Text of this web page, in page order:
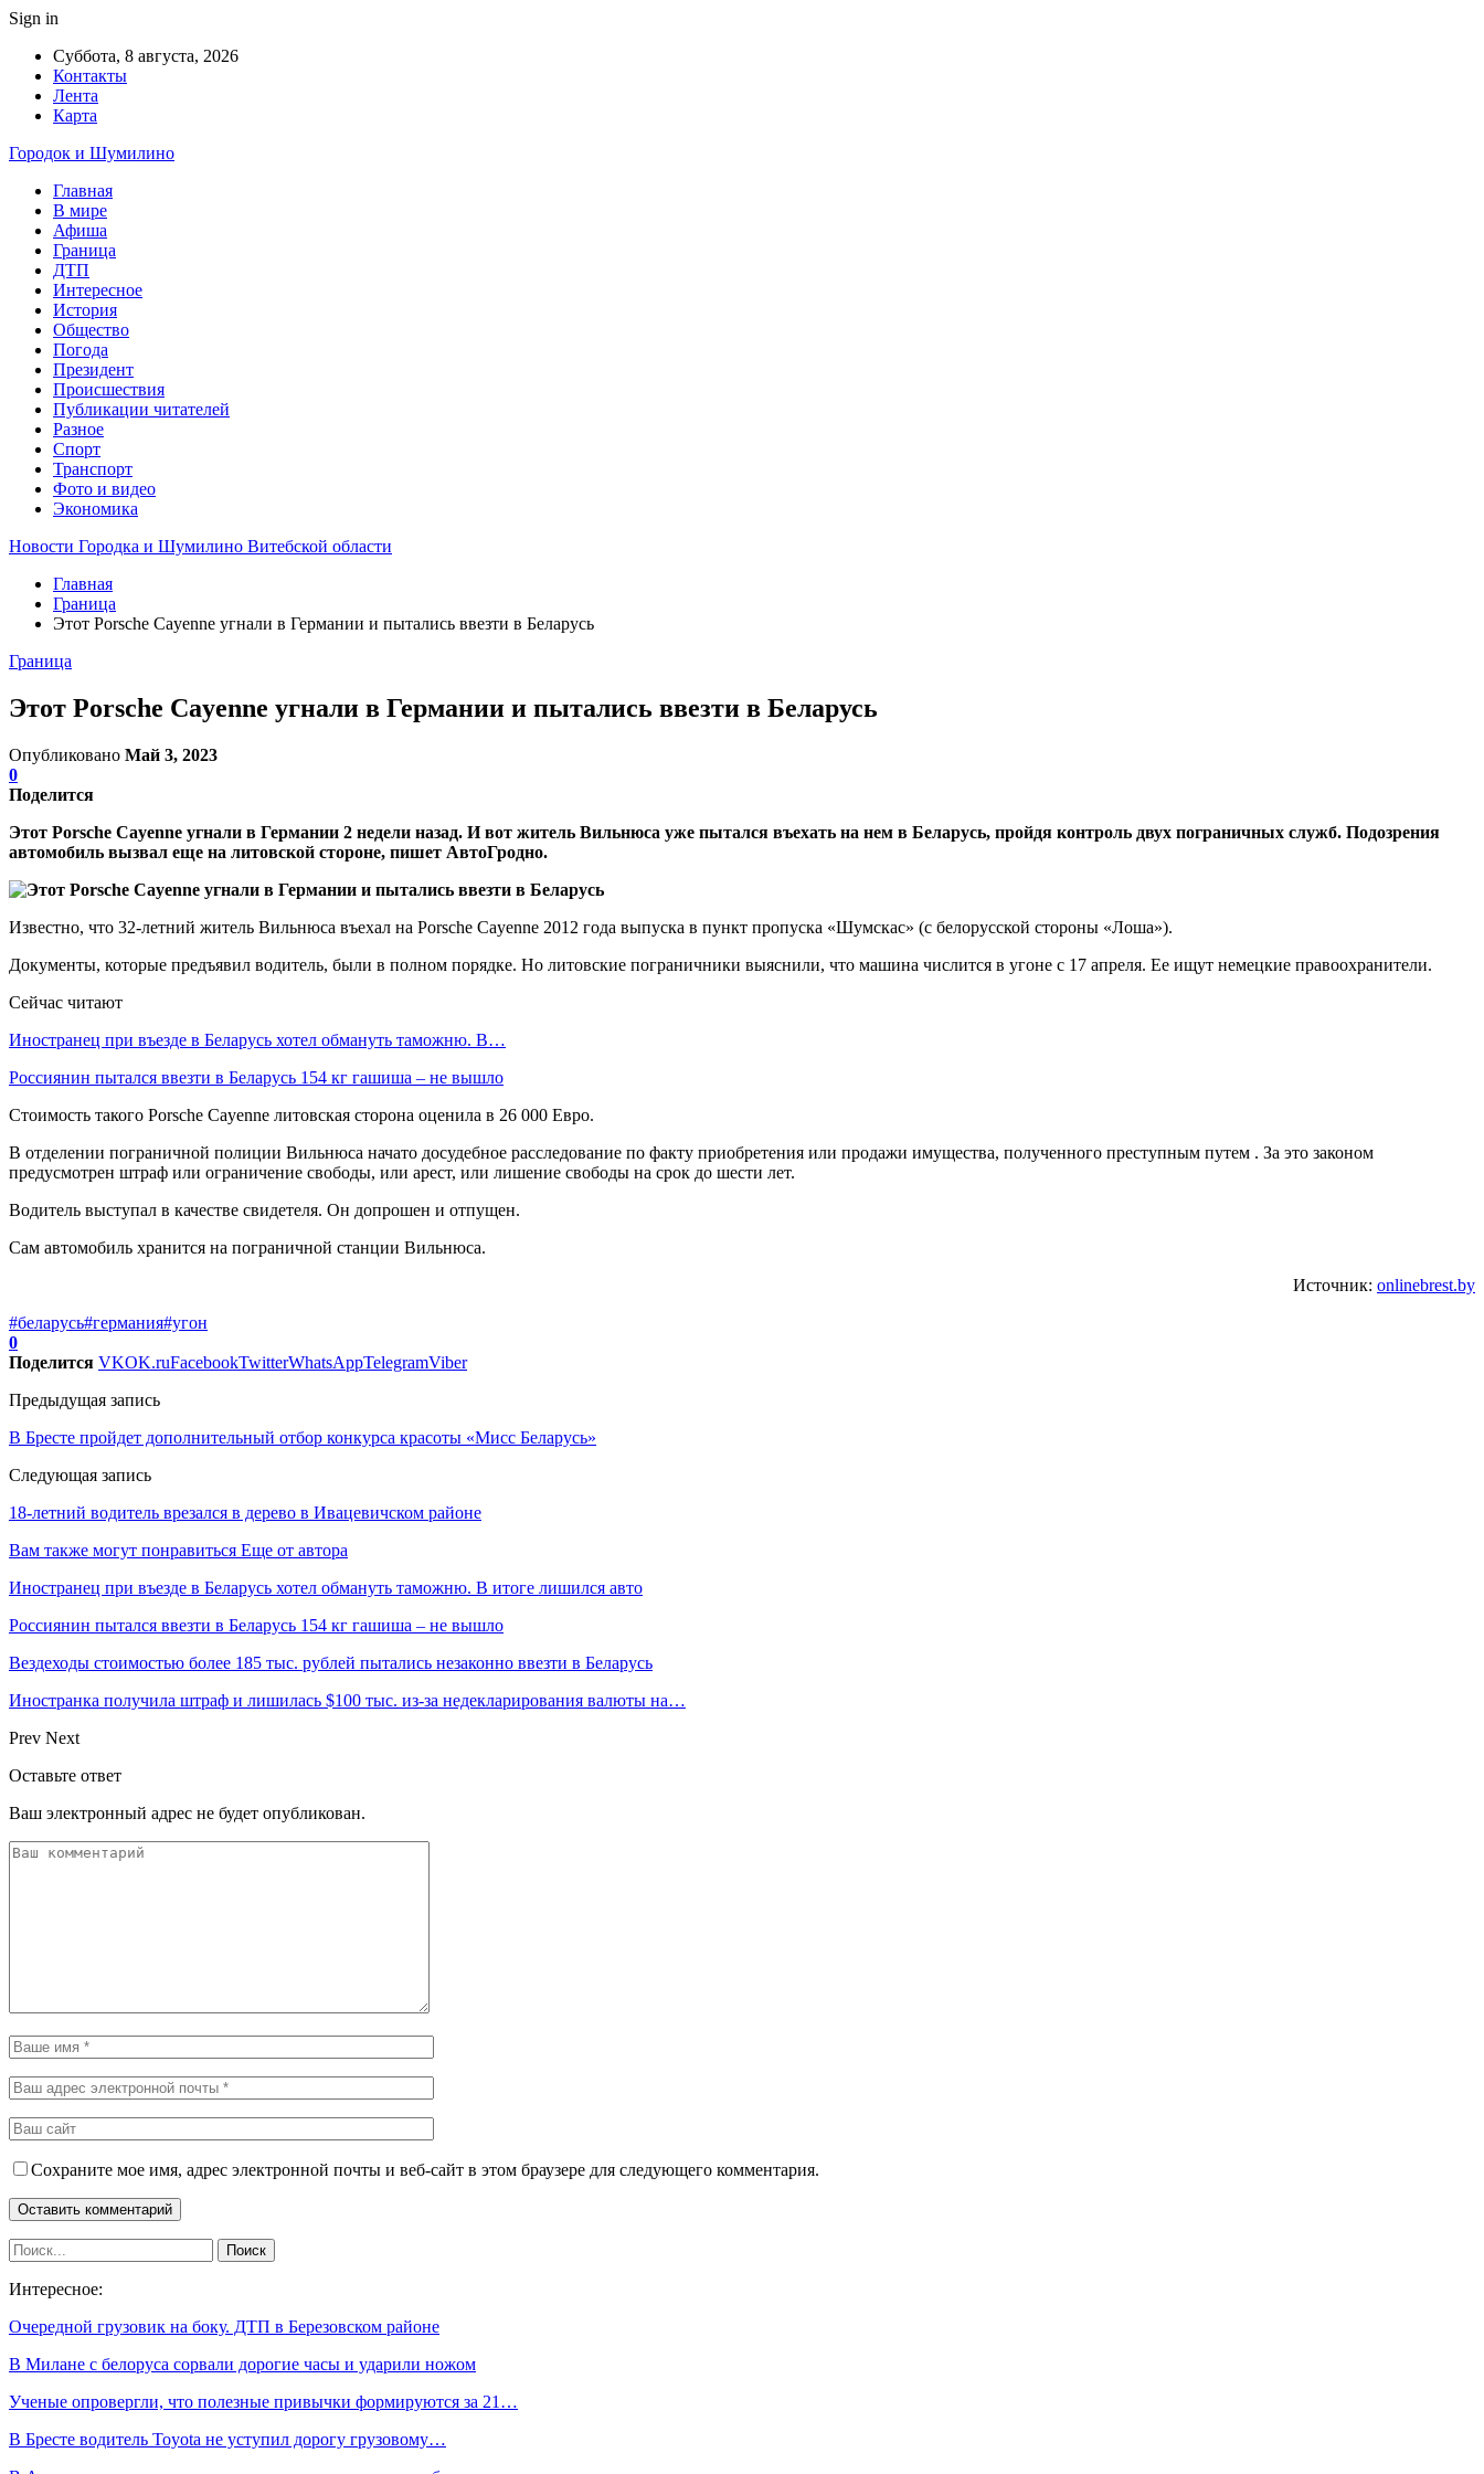
Sign in
Суббота, 8 августа, 2026
Контакты
Лента
Карта
Городок и Шумилино
Главная
В мире
Афиша
Граница
ДТП
Интересное
История
Общество
Погода
Президент
Происшествия
Публикации читателей
Разное
Спорт
Транспорт
Фото и видео
Экономика
Новости Городка и Шумилино Витебской области
Главная
Граница
Этот Porsche Cayenne угнали в Германии и пытались ввезти в Беларусь
Граница
Этот Porsche Cayenne угнали в Германии и пытались ввезти в Беларусь
Опубликовано Май 3, 2023
0
Поделится
Этот Porsche Cayenne угнали в Германии 2 недели назад. И вот житель Вильнюса уже пытался въехать на нем в Беларусь, пройдя контроль двух пограничных служб. Подозрения
автомобиль вызвал еще на литовской стороне, пишет АвтоГродно.
Известно, что 32-летний житель Вильнюса въехал на Porsche Cayenne 2012 года выпуска в пункт пропуска «Шумскас» (с белорусской стороны «Лоша»).
Документы, которые предъявил водитель, были в полном порядке. Но литовские пограничники выяснили, что машина числится в угоне с 17 апреля. Ее ищут немецкие правоохранители.
Сейчас читают
Иностранец при въезде в Беларусь хотел обмануть таможню. В…
Россиянин пытался ввезти в Беларусь 154 кг гашиша – не вышло
Стоимость такого Porsche Cayenne литовская сторона оценила в 26 000 Евро.
В отделении пограничной полиции Вильнюса начато досудебное расследование по факту приобретения или продажи имущества, полученного преступным путем . За это законом
предусмотрен штраф или ограничение свободы, или арест, или лишение свободы на срок до шести лет.
Водитель выступал в качестве свидетеля. Он допрошен и отпущен.
Сам автомобиль хранится на пограничной станции Вильнюса.
Источник: onlinebrest.by
#беларусь#германия#угон
0
Поделится VKOK.ruFacebookTwitterWhatsAppTelegramViber
Предыдущая запись
В Бресте пройдет дополнительный отбор конкурса красоты «Мисс Беларусь»
Следующая запись
18-летний водитель врезался в дерево в Ивацевичском районе
Вам также могут понравиться Еще от автора
Иностранец при въезде в Беларусь хотел обмануть таможню. В итоге лишился авто
Россиянин пытался ввезти в Беларусь 154 кг гашиша – не вышло
Вездеходы стоимостью более 185 тыс. рублей пытались незаконно ввезти в Беларусь
Иностранка получила штраф и лишилась $100 тыс. из-за недекларирования валюты на…
Prev Next
Оставьте ответ
Ваш электронный адрес не будет опубликован.
Сохраните мое имя, адрес электронной почты и веб-сайт в этом браузере для следующего комментария.
Интересное:
Очередной грузовик на боку. ДТП в Березовском районе
В Милане с белоруса сорвали дорогие часы и ударили ножом
Ученые опровергли, что полезные привычки формируются за 21…
В Бресте водитель Toyota не уступил дорогу грузовому…